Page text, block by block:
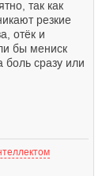
так как
резкие
отёк и
бы мениск
боль сразу или